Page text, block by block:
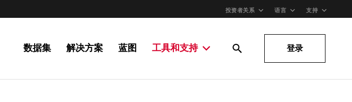
投资者关系 语言 支持
数据集 解决方案 蓝图 工具和支持 登录